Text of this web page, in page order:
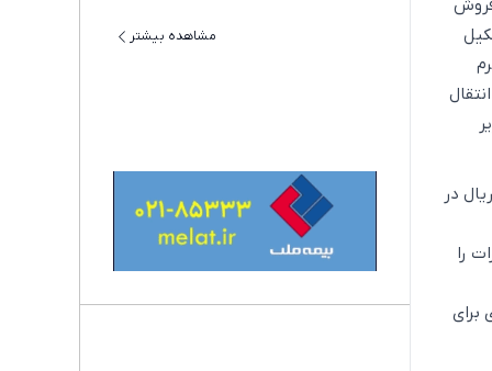
فروش
را تشکیل
در
را
برای
مشاهده بیشتر